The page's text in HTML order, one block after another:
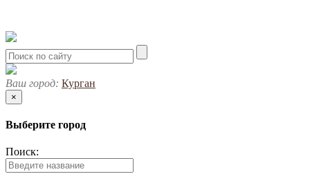
Ваш город: Курган
×
Выберите город
Поиск: